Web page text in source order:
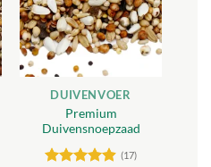
verlanglijst
DUIVENVOER
Premium
Duivensnoepzaad
(17)